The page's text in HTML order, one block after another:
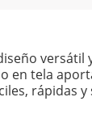
en tela
rápidas y